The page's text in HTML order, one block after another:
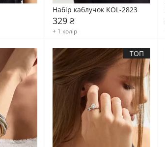
Набір каблучок KOL-2823
329 ₴
+ 1 колір
ТОП